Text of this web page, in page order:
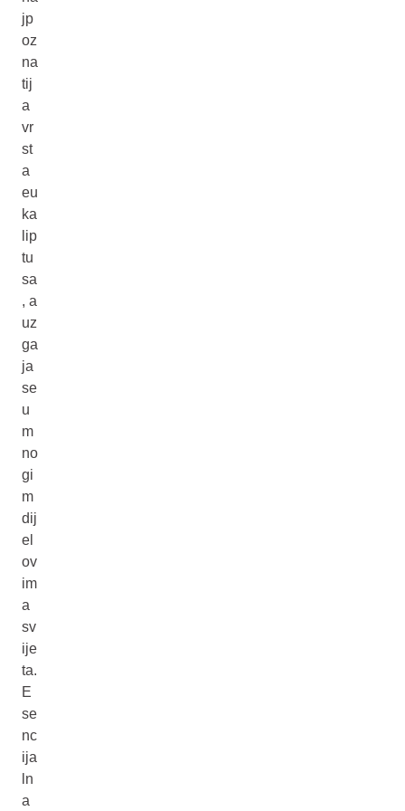
jp
oz
na
tij
a
vr
st
a
eu
ka
lip
tu
sa
, a
uz
ga
ja
se
u
m
no
gi
m
dij
el
ov
im
a
sv
ije
ta.
E
se
nc
ija
ln
a